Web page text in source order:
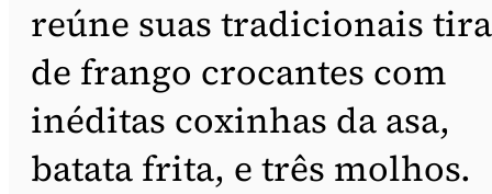
reúne suas tradicionais
de frango crocantes com
inéditas coxinhas da asa,
batata frita, e três molhos.